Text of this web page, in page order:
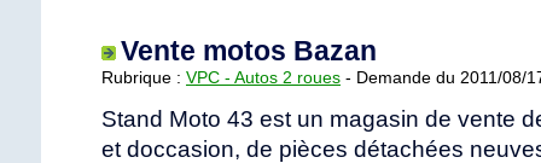
Vente motos Bazan
Rubrique : VPC - Autos 2 roues - Demande du 2011/08/
Stand Moto 43 est un magasin de vente
et doccasion, de pièces détachées